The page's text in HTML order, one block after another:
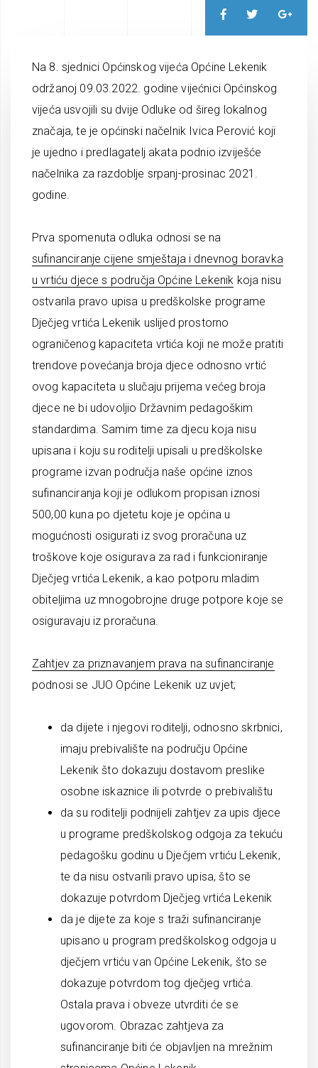
Na 8. sjednici Općinskog vijeća Općine Lekenik
održanoj 09.03.2022. godine vijećnici Općinskog
vijeća usvojili su dvije Odluke od šireg lokalnog
značaja, te je općinski načelnik Ivica Perović koji
je ujedno i predlagatelj akata podnio izviješće
načelnika za razdoblje srpanj-prosinac 2021.
godine.
Prva spomenuta odluka odnosi se na
sufinanciranje cijene smještaja i dnevnog boravka
u vrtiću djece s područja Općine Lekenik koja nisu
ostvarila pravo upisa u predškolske programe
Dječjeg vrtića Lekenik uslijed prostorno
ograničenog kapaciteta vrtića koji ne može pratiti
trendove povećanja broja djece odnosno vrtić
ovog kapaciteta u slučaju prijema većeg broja
djece ne bi udovoljio Državnim pedagoškim
standardima. Samim time za djecu koja nisu
upisana i koju su roditelji upisali u predškolske
programe izvan područja naše općine iznos
sufinanciranja koji je odlukom propisan iznosi
500,00 kuna po djetetu koje je općina u
mogućnosti osigurati iz svog proračuna uz
troškove koje osigurava za rad i funkcioniranje
Dječjeg vrtića Lekenik, a kao potporu mladim
obiteljima uz mnogobrojne druge potpore koje se
osiguravaju iz proračuna.
Zahtjev za priznavanjem prava na sufinanciranje
podnosi se JUO Općine Lekenik uz uvjet;
da dijete i njegovi roditelji, odnosno skrbnici,
imaju prebivalište na području Općine
Lekenik što dokazuju dostavom preslike
osobne iskaznice ili potvrde o prebivalištu
da su roditelji podnijeli zahtjev za upis djece
u programe predškolskog odgoja za tekuću
pedagošku godinu u Dječjem vrtiću Lekenik,
te da nisu ostvarili pravo upisa, što se
dokazuje potvrdom Dječjeg vrtića Lekenik
da je dijete za koje s traži sufinanciranje
upisano u program predškolskog odgoja u
dječjem vrtiću van Općine Lekenik, što se
dokazuje potvrdom tog dječjeg vrtića.
Ostala prava i obveze utvrditi će se
ugovorom. Obrazac zahtjeva za
sufinanciranje biti će objavljen na mrežnim